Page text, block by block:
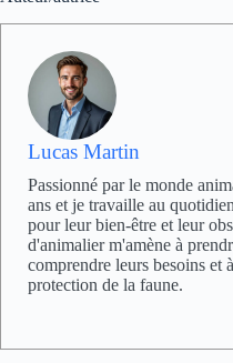
Lucas Martin
Passionné par le monde
ans et je travaille au
pour leur bien-être et leur
d'animalier m'amène à
comprendre leurs besoins et
protection de la faune.